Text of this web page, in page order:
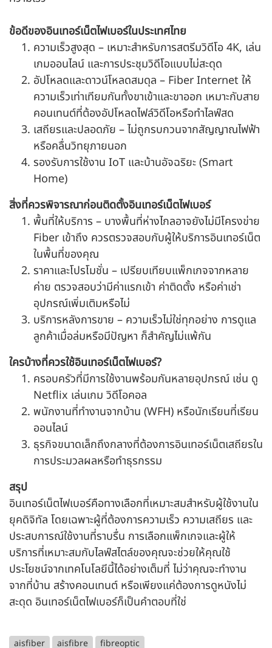
ข้อดีของอินเทอร์เน็ตไฟเบอร์ในประเทศไทย
ความเร็วสูงสุด – เหมาะสำหรับการสตรีมวิดีโอ 4K, เล่น
เกมออนไลน์ และการประชุมวิดีโอแบบไม่สะดุด
อัปโหลดและดาวน์โหลดสมดุล – Fiber Internet ให้
ความเร็วเท่าเทียมกันทั้งขาเข้าและขาออก เหมาะกับสาย
คอนเทนต์ที่ต้องอัปโหลดไฟล์วิดีโอหรือทำไลฟ์สด
เสถียรและปลอดภัย – ไม่ถูกรบกวนจากสัญญาณไฟฟ้า
หรือคลื่นวิทยุภายนอก
รองรับการใช้งาน IoT และบ้านอัจฉริยะ (Smart
Home)
สิ่งที่ควรพิจารณาก่อนติดตั้งอินเทอร์เน็ตไฟเบอร์
พื้นที่ให้บริการ – บางพื้นที่ห่างไกลอาจยังไม่มีโครงข่าย
Fiber เข้าถึง ควรตรวจสอบกับผู้ให้บริการอินเทอร์เน็ต
ในพื้นที่ของคุณ
ราคาและโปรโมชั่น – เปรียบเทียบแพ็กเกจจากหลาย
ค่าย ตรวจสอบว่ามีค่าแรกเข้า ค่าติดตั้ง หรือค่าเช่า
อุปกรณ์เพิ่มเติมหรือไม่
บริการหลังการขาย – ความเร็วไม่ใช่ทุกอย่าง การดูแล
ลูกค้าเมื่อล่มหรือมีปัญหา ก็สำคัญไม่แพ้กัน
ใครบ้างที่ควรใช้อินเทอร์เน็ตไฟเบอร์?
ครอบครัวที่มีการใช้งานพร้อมกันหลายอุปกรณ์ เช่น ดู
Netflix เล่นเกม วิดีโอคอล
พนักงานที่ทำงานจากบ้าน (WFH) หรือนักเรียนที่เรียน
ออนไลน์
ธุรกิจขนาดเล็กถึงกลางที่ต้องการอินเทอร์เน็ตเสถียรใน
การประมวลผลหรือทำธุรกรรม
สรุป
อินเทอร์เน็ตไฟเบอร์คือทางเลือกที่เหมาะสมสำหรับผู้ใช้งานใน
ยุคดิจิทัล โดยเฉพาะผู้ที่ต้องการความเร็ว ความเสถียร และ
ประสบการณ์ใช้งานที่ราบรื่น การเลือกแพ็กเกจและผู้ให้
บริการที่เหมาะสมกับไลฟ์สไตล์ของคุณจะช่วยให้คุณใช้
ประโยชน์จากเทคโนโลยีนี้ได้อย่างเต็มที่ ไม่ว่าคุณจะทำงาน
จากที่บ้าน สร้างคอนเทนต์ หรือเพียงแค่ต้องการดูหนังไม่
สะดุด อินเทอร์เน็ตไฟเบอร์ก็เป็นคำตอบที่ใช่
aisfiber aisfibre fibreoptic